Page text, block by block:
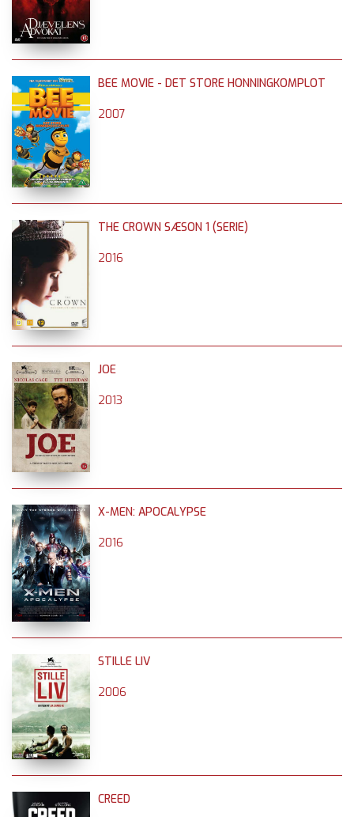
BEE MOVIE - DET STORE HONNINGKOMPLOT
2007
THE CROWN SÆSON 1 (SERIE)
2016
JOE
2013
X-MEN: APOCALYPSE
2016
STILLE LIV
2006
CREED